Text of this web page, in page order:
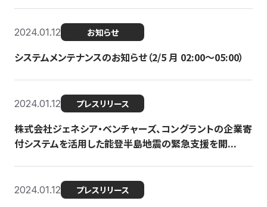
2024.01.12 お知らせ
システムメンテナンスのお知らせ（2/5 月 02:00〜05:00）
2024.01.12 プレスリリース
株式会社ジェネシア・ベンチャーズ、コングラントの企業寄
付システムを活用した能登半島地震の緊急支援を開...
2024.01.12 プレスリリース